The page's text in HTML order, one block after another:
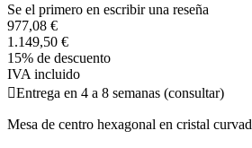
Se el primero en escribir una reseña
977,08 €
1.149,50 €
15% de descuento
IVA incluido
Entrega en 4 a 8 semanas (consultar)
Mesa de centro hexagonal en cristal